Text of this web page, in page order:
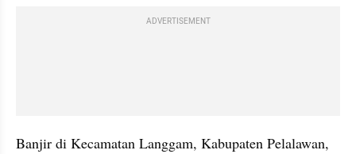
ADVERTISEMENT
Banjir di Kecamatan Langgam, Kabupaten Pelalawan,